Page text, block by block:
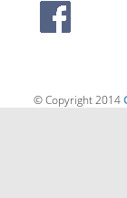
© Copyright 2014